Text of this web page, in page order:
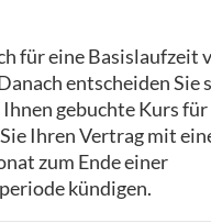
für eine Basislaufzeit
entscheiden Sie
gebuchte Kurs für
Ihren Vertrag mit
zum Ende einer
kündigen.